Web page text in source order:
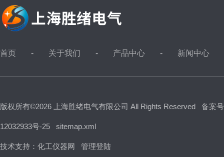
首页 关于我们 产品中心 新闻中心
版权所有©2026 上海胜绪电气有限公司 All Rights Reserved 备案
12032933号-25 sitemap.xml
技术支持： 化工仪器网 管理登陆